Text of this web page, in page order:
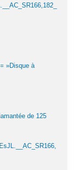
»Disque à
de 125